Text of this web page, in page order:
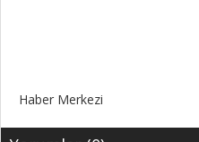
Haber Merkezi